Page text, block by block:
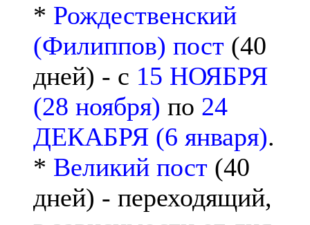
* Рождественский
(Филиппов) пост (40
дней) - с 15 НОЯБРЯ
(28 ноября) по 24
ДЕКАБРЯ (6 января).
* Великий пост (40
дней) - переходящий,